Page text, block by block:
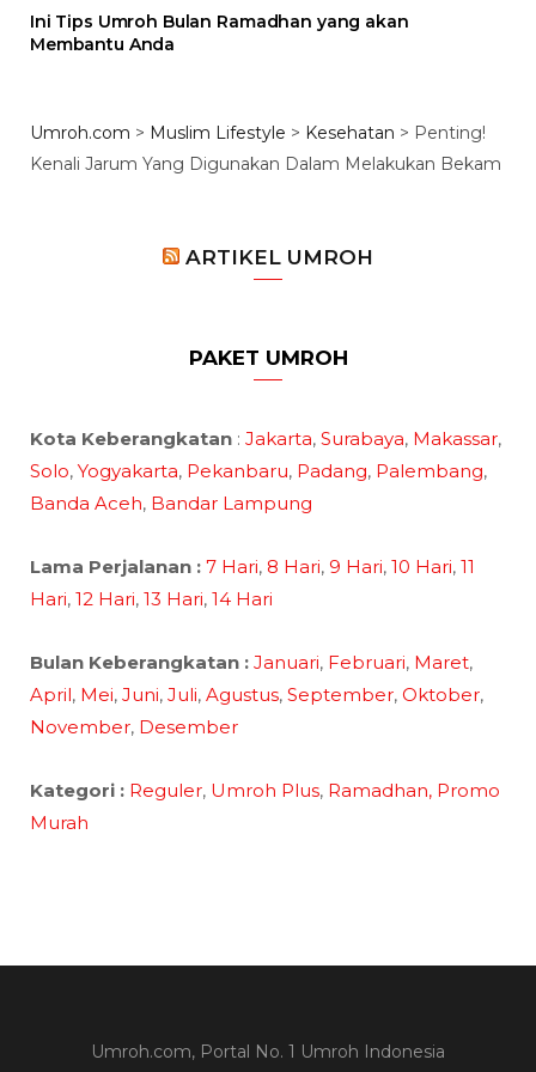
Ini Tips Umroh Bulan Ramadhan yang akan
Membantu Anda
Umroh.com > Muslim Lifestyle > Kesehatan > Penting!
Kenali Jarum Yang Digunakan Dalam Melakukan Bekam
ARTIKEL UMROH
PAKET UMROH
Kota Keberangkatan : Jakarta, Surabaya, Makassar,
Solo, Yogyakarta, Pekanbaru, Padang, Palembang,
Banda Aceh, Bandar Lampung
Lama Perjalanan : 7 Hari, 8 Hari, 9 Hari, 10 Hari, 11
Hari, 12 Hari, 13 Hari, 14 Hari
Bulan Keberangkatan : Januari, Februari, Maret,
April, Mei, Juni, Juli, Agustus, September, Oktober,
November, Desember
Kategori : Reguler, Umroh Plus, Ramadhan, Promo
Murah
Umroh.com, Portal No. 1 Umroh Indonesia